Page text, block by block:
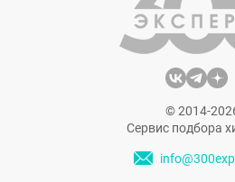
Такая внешность, тем
огромная работа. Вряд
обращалась к
вот что именно она
© 2014-
Сервис подбора